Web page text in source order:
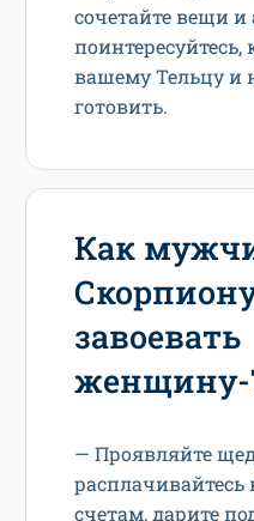
сочетайте вещи и
вашему Тельцу и
готовить.
Как
завоевать
женщину-
— Проявляйте
расплачивайтесь
счетам, дарите